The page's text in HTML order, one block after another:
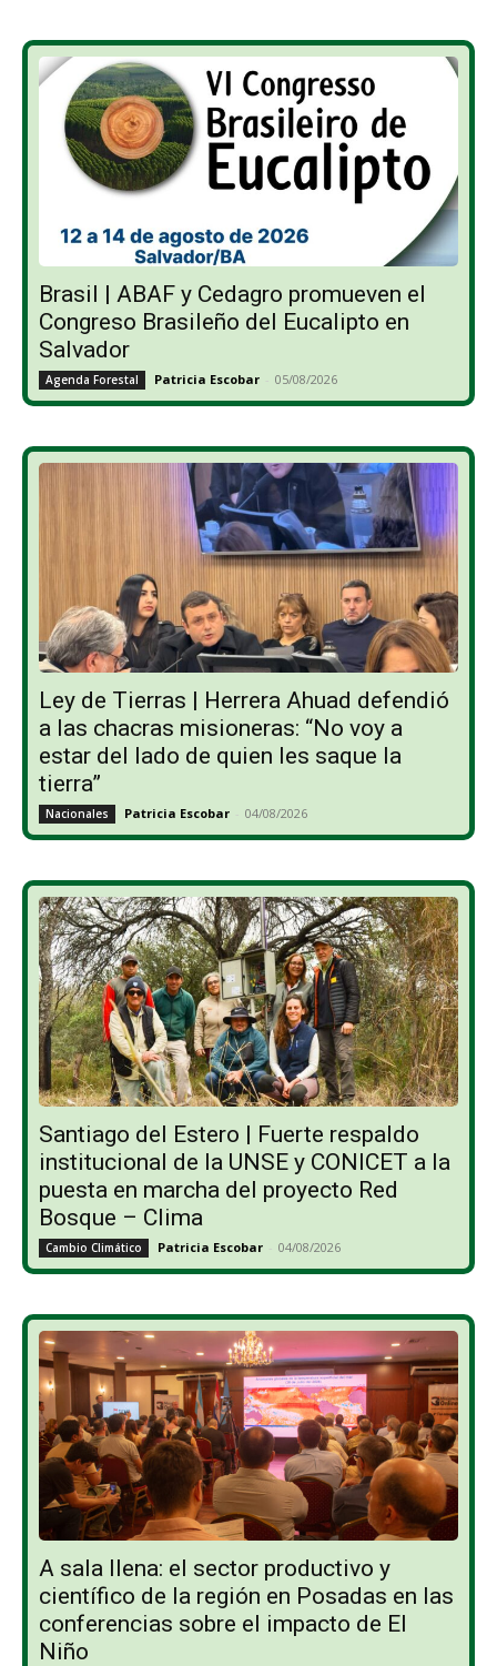
Brasil | ABAF y Cedagro promueven el
Congreso Brasileño del Eucalipto en
Salvador
Agenda Forestal Patricia Escobar - 05/08/2026
Ley de Tierras | Herrera Ahuad defendió
a las chacras misioneras: “No voy a
estar del lado de quien les saque la
tierra”
Nacionales Patricia Escobar - 04/08/2026
Santiago del Estero | Fuerte respaldo
institucional de la UNSE y CONICET a la
puesta en marcha del proyecto Red
Bosque – Clima
Cambio Climático Patricia Escobar - 04/08/2026
A sala llena: el sector productivo y
científico de la región en Posadas en las
conferencias sobre el impacto de El
Niño